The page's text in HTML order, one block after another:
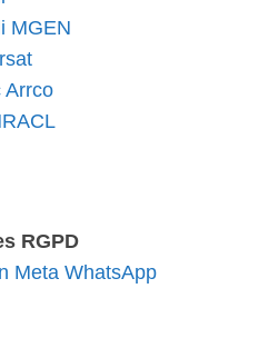
MGEN
Arrco
RGPD
Meta WhatsApp